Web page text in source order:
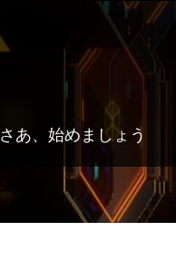
さあ、始めましょう